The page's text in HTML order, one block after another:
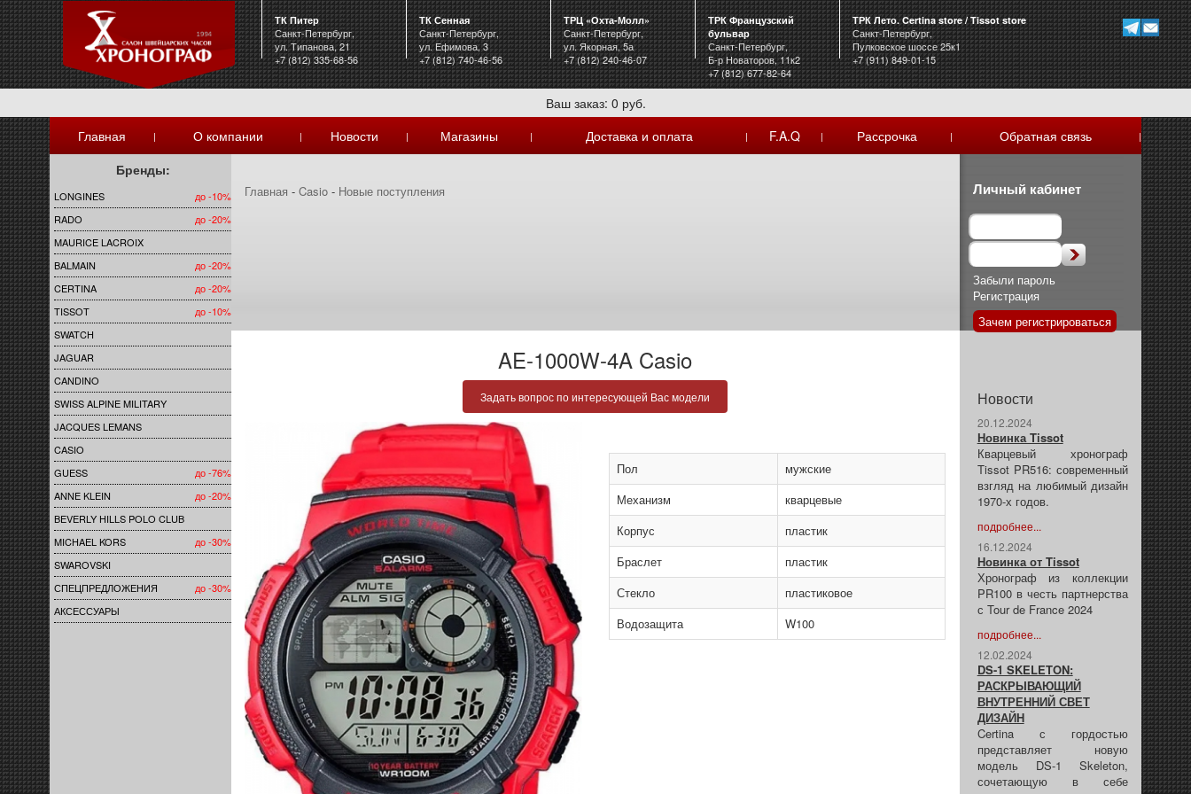
ТК Питер
Санкт-Петербург,
ул. Типанова, 21
+7 (812) 335-68-56
ТК Сенная
Санкт-Петербург,
ул. Ефимова, 3
+7 (812) 740-46-56
ТРЦ «Охта-Молл»
Санкт-Петербург,
ул. Якорная, 5а
+7 (812) 240-46-07
ТРК Французский
бульвар
Санкт-Петербург,
Б-р Новаторов, 11к2
+7 (812) 677-82-64
ТРК Лето. Certina store / Tissot store
Санкт-Петербург,
Пулковское шоссе 25к1
+7 (911) 849-01-15
Ваш заказ: 0 руб.
Главная
| О компании | Новости | Магазины | Доставка и оплата | F.A.Q | Рассрочка | Обратная связь |
Бренды:
LONGINES
до -10%
RADO
до -20%
MAURICE LACROIX
BALMAIN
до -20%
CERTINA
до -20%
TISSOT
до -10%
SWATCH
JAGUAR
CANDINO
SWISS ALPINE MILITARY
JACQUES LEMANS
CASIO
GUESS
до -76%
ANNE KLEIN
до -20%
BEVERLY HILLS POLO CLUB
MICHAEL KORS
до -30%
SWAROVSKI
СПЕЦПРЕДЛОЖЕНИЯ
до -30%
АКСЕССУАРЫ
Главная -Casio - Новые поступления
AE-1000W-4A Casio
Задать вопрос по интересующей Вас модели
Пол
мужские
Механизм
кварцевые
Корпус
пластик
Браслет
пластик
Стекло
пластиковое
Водозащита
W100
Личный кабинет
Забыли пароль
Регистрация
Зачем регистрироваться
Новости
20.12.2024
Новинка Tissot
Кварцевый хронограф
Tissot PR516: современный
взгляд на любимый дизайн
1970-х годов.
подробнее...
16.12.2024
Новинка от Tissot
Хронограф из коллекции
PR100 в честь партнерства
с Tour de France 2024
подробнее...
12.02.2024
DS-1 SKELETON:
РАСКРЫВАЮЩИЙ
ВНУТРЕННИЙ СВЕТ
ДИЗАЙН
Certina с гордостью
представляет новую
модель DS-1 Skeleton,
сочетающую в себе